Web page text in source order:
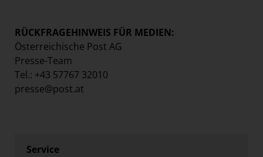
RÜCKFRAGEHINWEIS FÜR MEDIEN:
Österreichische Post AG
Presse-Team
Tel.: +43 57767 32010
presse@post.at
Service